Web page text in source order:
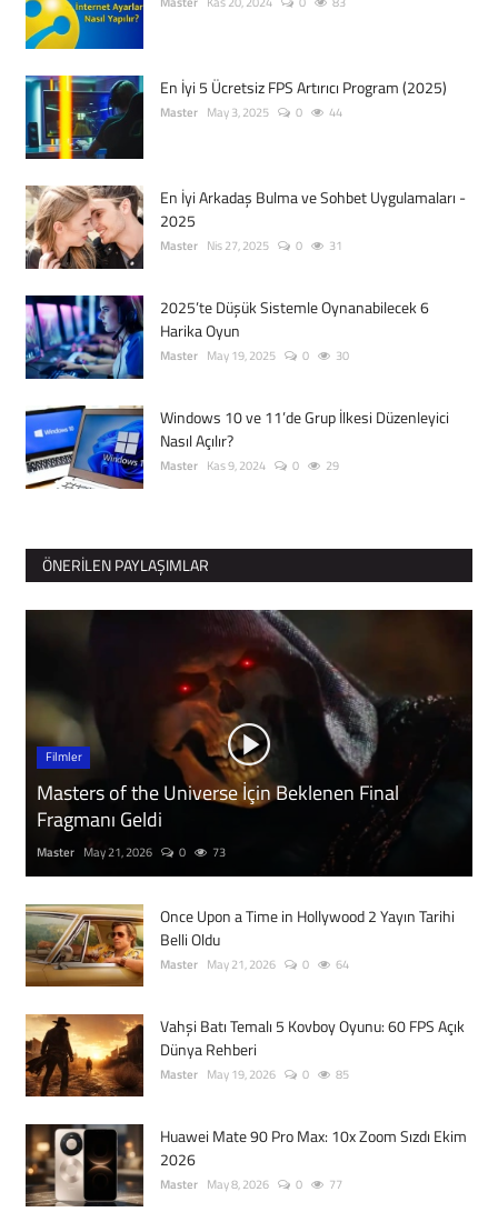
En İyi 5 Ücretsiz FPS Artırıcı Program (2025)
Master May 3, 2025 0 44
En İyi Arkadaş Bulma ve Sohbet Uygulamaları -
2025
Master Nis 27, 2025 0 31
2025’te Düşük Sistemle Oynanabilecek 6
Harika Oyun
Master May 19, 2025 0 30
Windows 10 ve 11’de Grup İlkesi Düzenleyici
Nasıl Açılır?
Master Kas 9, 2024 0 29
ÖNERILEN PAYLAŞIMLAR
Filmler
Masters of the Universe İçin Beklenen Final
Fragmanı Geldi
Master May 21, 2026 0 73
Once Upon a Time in Hollywood 2 Yayın Tarihi
Belli Oldu
Master May 21, 2026 0 64
Vahşi Batı Temalı 5 Kovboy Oyunu: 60 FPS Açık
Dünya Rehberi
Master May 19, 2026 0 85
Huawei Mate 90 Pro Max: 10x Zoom Sızdı Ekim
2026
Master May 8, 2026 0 77